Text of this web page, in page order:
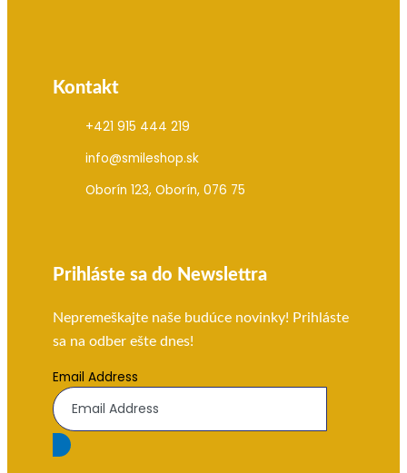
Kontakt
+421 915 444 219
info@smileshop.sk
Oborín 123, Oborín, 076 75
Prihláste sa do Newslettra
Nepremeškajte naše budúce novinky! Prihláste
sa na odber ešte dnes!
Email Address